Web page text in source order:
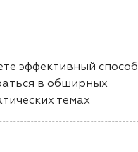
эффективный способ
в обширных
темах